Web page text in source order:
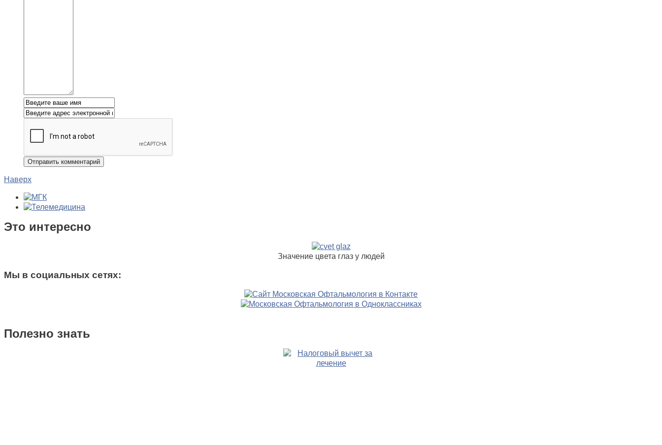
Наверх
Это интересно
Значение цвета глаз у людей
Мы в социальных сетях:
Полезно знать